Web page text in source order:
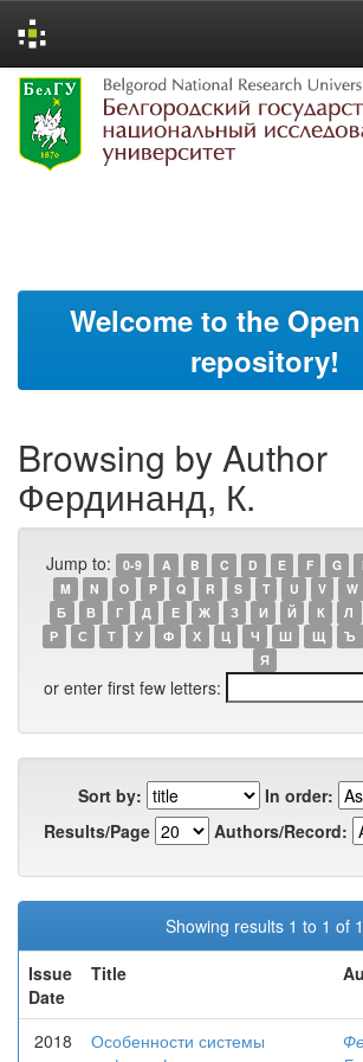
Skip
navigation
Welcome to the
repository!
Browsing by Author
Фердинанд, К.
Jump to: 0-9 A B C D E F G
M
N O P Q R S T U V W
Б
В Г Д Е Ж З И Й К Л
Р
С Т У Ф Х Ц Ч Ш Щ Ъ
Я
or enter first few letters:
Sort by:
In order:
Results/Page
Authors/Record:
Showing results 1 to 1 of 1
Issue
Date
Title
2018
Особенности системы